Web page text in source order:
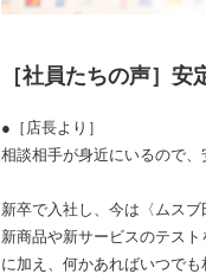
［社員たちの声］
●［店長より］
相談相手が身近にいるので、
新卒で入社し、今は〈ムス
新商品や新サービスのテス
に加え、何かあればいつで